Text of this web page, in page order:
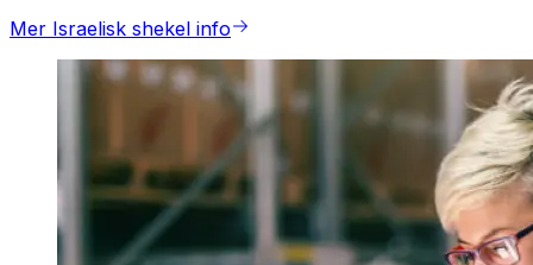
Mer Israelisk shekel info